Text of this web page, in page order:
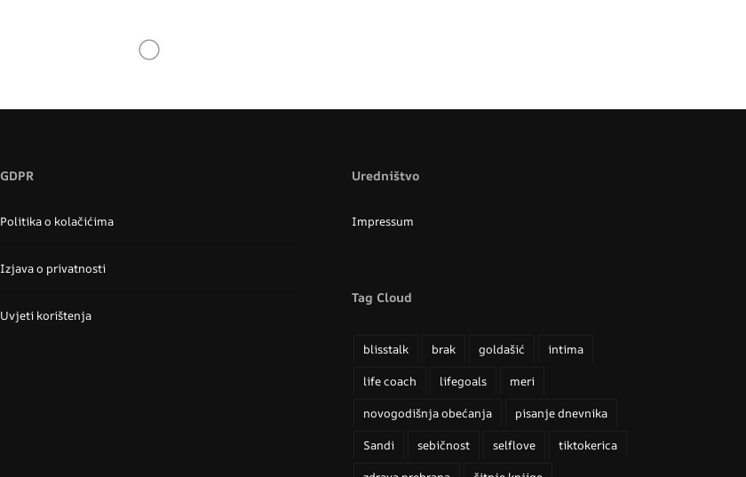
GDPR
Politika o kolačićima
Izjava o privatnosti
Uvjeti korištenja
Uredništvo
Impressum
Tag Cloud
blisstalk brak goldašić
intima
life coach
lifegoals
meri
novogodišnja obećanja
pisanje dnevnika
Sandi
sebičnost selflove
tiktokerica